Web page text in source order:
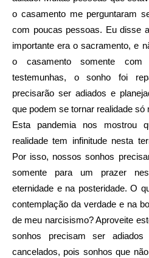
o casamento me perguntaram
com poucas pessoas. Eu disse
importante era o sacramento, e
o casamento somente
testemunhas, o sonho foi
precisarão ser adiados e
que podem se tornar realidade só
Esta pandemia nos mostrou
realidade tem infinitude nesta
Por isso, nossos sonhos
somente para um prazer
eternidade e na posteridade. O
contemplação da verdade e na
de meu narcisismo? Aproveite
sonhos precisam ser adiados
cancelados, pois sonhos que